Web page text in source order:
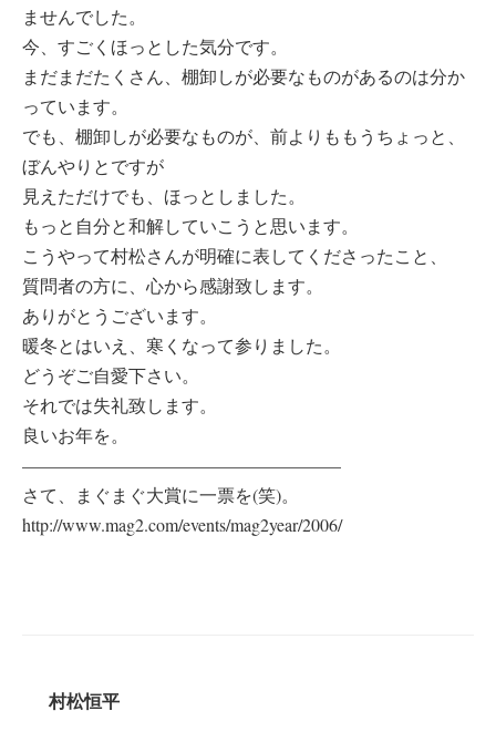
ませんでした。
今、すごくほっとした気分です。
まだまだたくさん、棚卸しが必要なものがあるのは分か
っています。
でも、棚卸しが必要なものが、前よりももうちょっと、
ぼんやりとですが
見えただけでも、ほっとしました。
もっと自分と和解していこうと思います。
こうやって村松さんが明確に表してくださったこと、
質問者の方に、心から感謝致します。
ありがとうございます。
暖冬とはいえ、寒くなって参りました。
どうぞご自愛下さい。
それでは失礼致します。
良いお年を。
——————————————————
さて、まぐまぐ大賞に一票を(笑)。
http://www.mag2.com/events/mag2year/2006/
村松恒平